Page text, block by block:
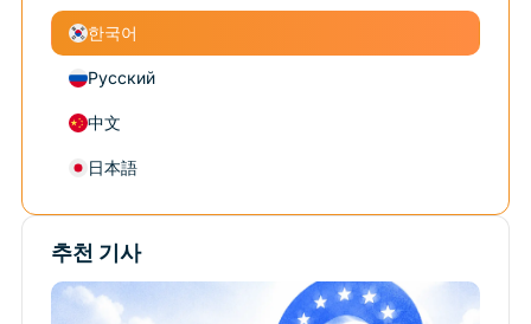
한국어
Русский
中文
日本語
추천 기사